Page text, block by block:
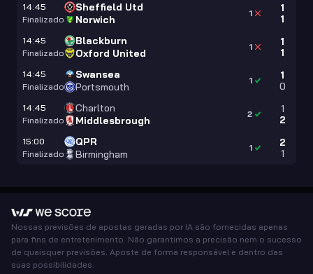
14:45
Finalizado
Sheffield Utd
Norwich
1
1
1
14:45
Finalizado
Blackburn
Oxford United
1
1
1
14:45
Finalizado
Swansea
Portsmouth
1
0
1
14:45
Finalizado
Charlton
Middlesbrough
1
2
2
15:00
Finalizado
QPR
Birmingham
2
1
1
Nossas previsões de apostas geradas por IA são fornecidas apenas
para fins de entretenimento. Não garantimos a precisão nem o sucesso
de quaisquer previsões. Aposte de forma responsável e dentro das
suas possibilidades.